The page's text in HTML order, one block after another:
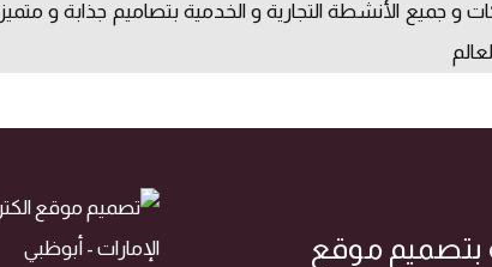
و جميع الأنشطة التجارية و الخدمية بتصاميم جذابة و
بتصميم موقع